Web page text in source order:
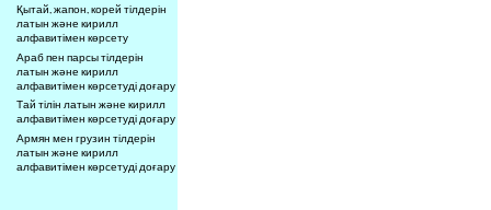
Қытай, жапон, корей тілдерін
латын және кирилл
алфавитімен көрсету
Араб пен парсы тілдерін
латын және кирилл
алфавитімен көрсетуді доғару
Тай тілін латын және кирилл
алфавитімен көрсетуді доғару
Армян мен грузин тілдерін
латын және кирилл
алфавитімен көрсетуді доғару